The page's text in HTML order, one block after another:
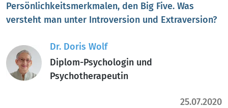
Persönlichkeitsmerkmalen, den Big Five. Was
versteht man unter Introversion und Extraversion?
Dr. Doris Wolf
Diplom-Psychologin und
Psychotherapeutin
25.07.2020